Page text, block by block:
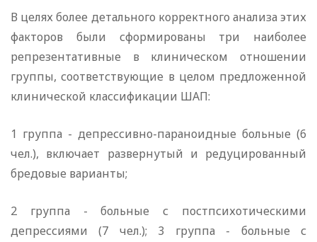
В целях более детального корректного анализа этих
факторов были сформированы три наиболее
репрезентативные в клиническом отношении
группы, соответствующие в целом предложенной
клинической классификации ШАП:
1 группа - депрессивно-параноидные больные (6
чел.), включает развернутый и редуцированный
бредовые варианты;
2 группа - больные с постпсихотическими
депрессиями (7 чел.); 3 группа - больные с